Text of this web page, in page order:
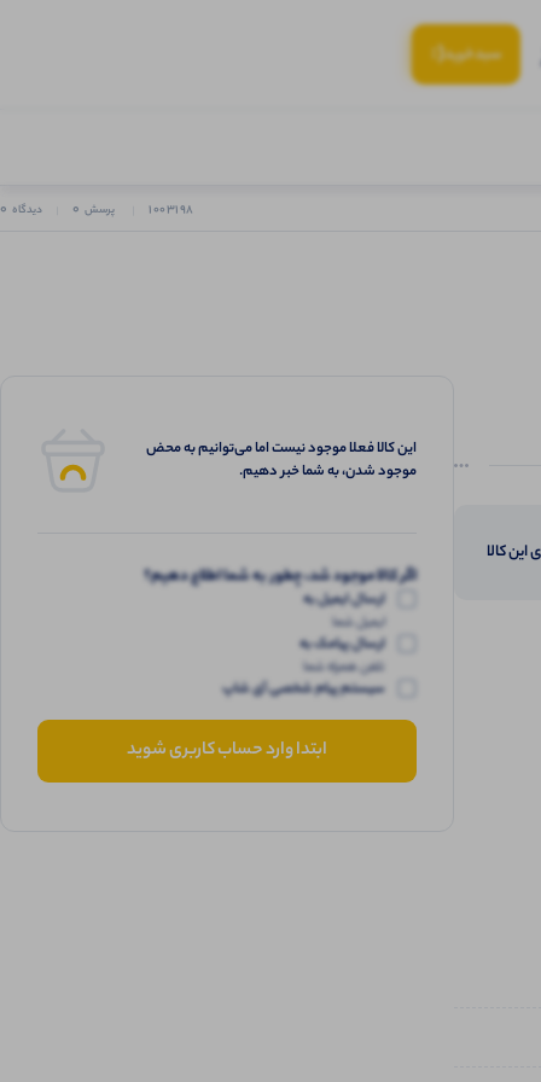
سبد‌خرید(:
1003198 پرسش 0 دیدگاه 0
این کالا
این کالا فعلا موجود نیست اما می‌توانیم به محض
موجود شدن، به شما خبر دهیم.
اگر کالا موجود شد، چطور به شما اطلاع دهیم؟
ارسال ایمیل به
ایمیل شما
ارسال پیامک به
تلفن همراه شما
سیستم پیام شخصی آی شاپ
ابتدا وارد حساب کاربری شوید